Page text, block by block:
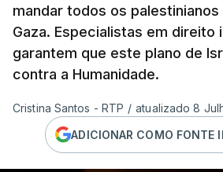
mandar todos os
Gaza. Especialistas em direito
garantem que este plano de
contra a Humanidade.
Cristina Santos - RTP / atualizado 8
ADICIONAR COMO FONTE